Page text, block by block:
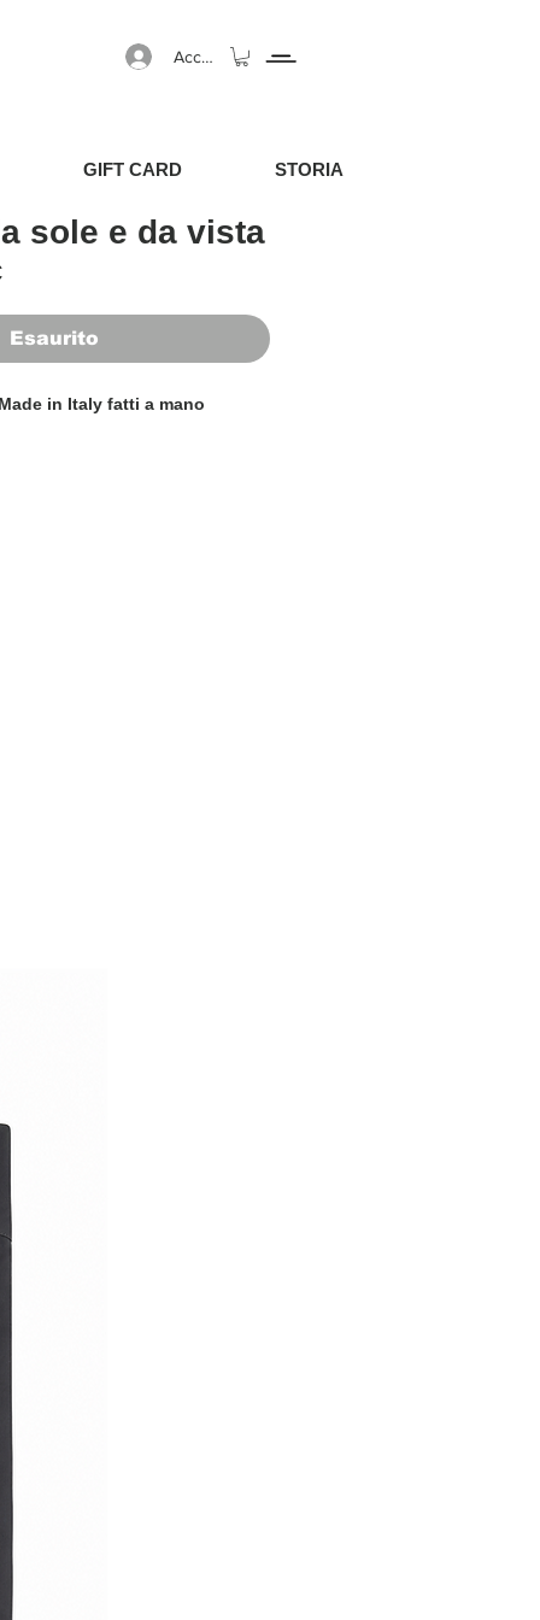
Accedi
GIFT CARD STORIA
sole e da vista
Prezzo scontato
Esaurito
in Italy fatti a mano